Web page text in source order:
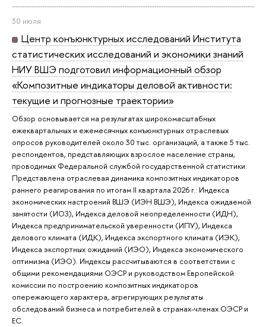
30 июля
Центр конъюнктурных исследований Института
статистических исследований и экономики знаний
НИУ ВШЭ подготовил информационный обзор
«Композитные индикаторы деловой активности:
текущие и прогнозные траектории»
Обзор основывается на результатах широкомасштабных
ежеквартальных и ежемесячных конъюнктурных отраслевых
опросов руководителей около 30 тыс. организаций, а также 5 тыс.
респондентов, представляющих взрослое население страны,
проводимых Федеральной службой государственной статистики.
Представлена отраслевая динамика композитных индикаторов
раннего реагирования по итогам II квартала 2026 г.: Индекса
экономических настроений ВШЭ (ИЭН ВШЭ), Индекса ожидаемой
занятости (ИОЗ), Индекса деловой неопределенности (ИДН),
Индекса предпринимательской уверенности (ИПУ), Индекса
делового климата (ИДК), Индекса экспортного климата (ИЭК),
Индекса экспортных ожиданий (ИЭО), Индекса экономического
оптимизма (ИЭО). Индексы рассчитываются в соответствии с
общими рекомендациями ОЭСР и руководством Европейской
комиссии по построению композитных индикаторов
опережающего характера, агрегирующих результаты
обследований бизнеса и потребителей в странах-членах ОЭСР и
ЕС.